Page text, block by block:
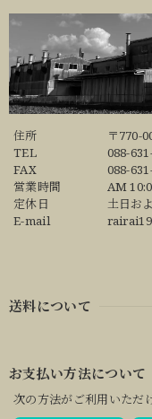
住所
〒770-
TEL
088-
FAX
088-
営業時間
AM
定休日
土日お
E-mail
送料について
お支払い方法について
次の方法がご利用いただ